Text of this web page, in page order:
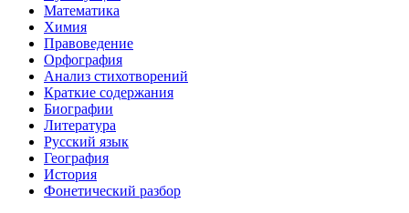
Математика
Химия
Правоведение
Орфография
Анализ стихотворений
Краткие содержания
Биографии
Литература
Русский язык
География
История
Фонетический разбор